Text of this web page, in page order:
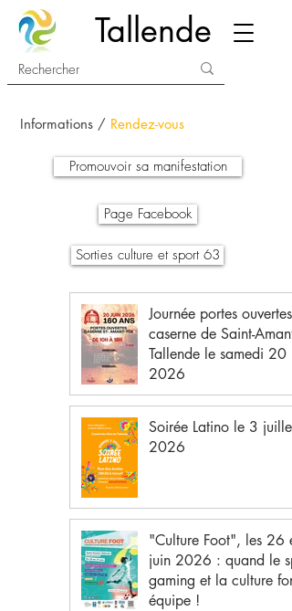
Tallende
Informations / Rendez-vous
Promouvoir sa manifestation
Page Facebook
Sorties culture et sport 63
Journée portes ouvertes
caserne de Saint-Amant-
Tallende le samedi 20
2026
Soirée Latino le 3 juillet
2026
"Culture Foot", les 26
juin 2026 : quand le
gaming et la culture font
équipe !